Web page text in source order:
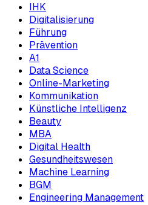
IHK
Digitalisierung
Führung
Prävention
A1
Data Science
Online-Marketing
Kommunikation
Künstliche Intelligenz
Beauty
MBA
Digital Health
Gesundheitswesen
Machine Learning
BGM
Engineering Management